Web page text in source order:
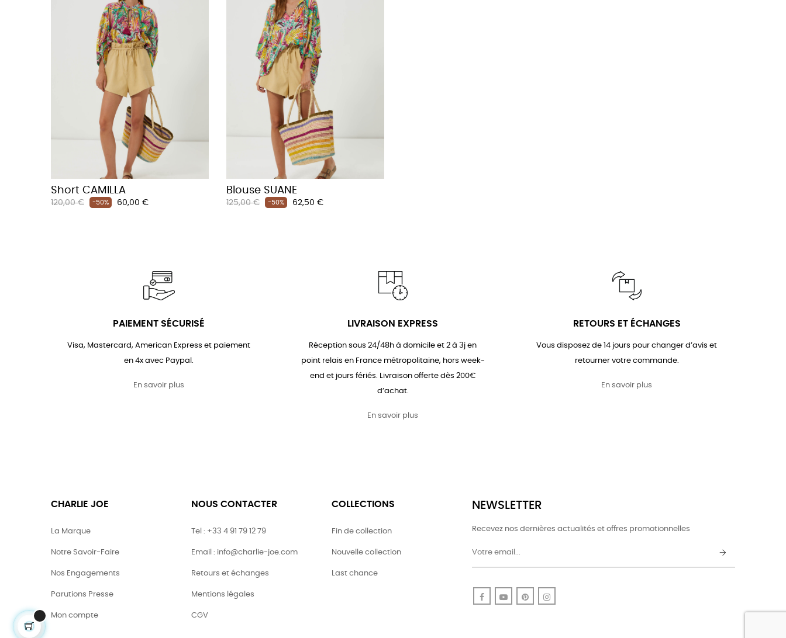
Short CAMILLA
Prix
120,00 € -50% Prix
60,00 €
Blouse SUANE
Prix
125,00 € -50% Prix
62,50 €
PAIEMENT SÉCURISÉ
Visa, Mastercard, American Express et paiement
en 4x avec Paypal.
En savoir plus
LIVRAISON EXPRESS
Réception sous 24/48h à domicile et 2 à 3j en
point relais en France métropolitaine, hors week-
end et jours fériés. Livraison offerte dès 200€
d’achat.
En savoir plus
RETOURS ET ÉCHANGES
Vous disposez de 14 jours pour changer d’avis et
retourner votre commande.
En savoir plus
CHARLIE JOE
La Marque
Notre Savoir-Faire
Nos Engagements
Parutions Presse
Mon compte
NOUS CONTACTER
Tel : +33 4 91 79 12 79
Email : info@charlie-joe.com
Retours et échanges
Mentions légales
CGV
COLLECTIONS
Fin de collection
Nouvelle collection
Last chance
NEWSLETTER
Recevez nos dernières actualités et offres promotionnelles
FacebookYouTubePinterest